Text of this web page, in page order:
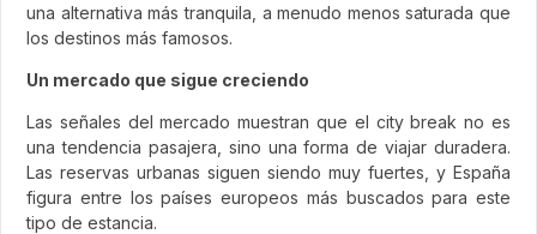
una alternativa más tranquila, a menudo menos saturada que
los destinos más famosos.
Un mercado que sigue creciendo
Las señales del mercado muestran que el city break no es
una tendencia pasajera, sino una forma de viajar duradera.
Las reservas urbanas siguen siendo muy fuertes, y España
figura entre los países europeos más buscados para este
tipo de estancia.